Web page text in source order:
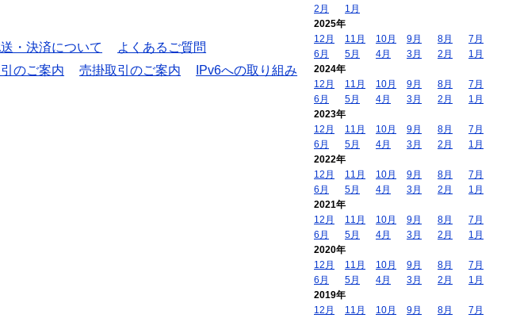
・決済について
よくあるご質問
のご案内 売掛取引のご案内
IPv6への取り組み
2月
1月
2025年
12月
11月 10月 9月 8月
7月
6月
5月 4月 3月 2月
1月
2024年
12月
11月 10月 9月 8月
7月
6月
5月 4月 3月 2月
1月
2023年
12月
11月 10月 9月 8月
7月
6月
5月 4月 3月 2月
1月
2022年
12月
11月 10月 9月 8月
7月
6月
5月 4月 3月 2月
1月
2021年
12月
11月 10月 9月 8月
7月
6月
5月 4月 3月 2月
1月
2020年
12月
11月 10月 9月 8月
7月
6月
5月 4月 3月 2月
1月
2019年
12月
11月 10月 9月 8月
7月